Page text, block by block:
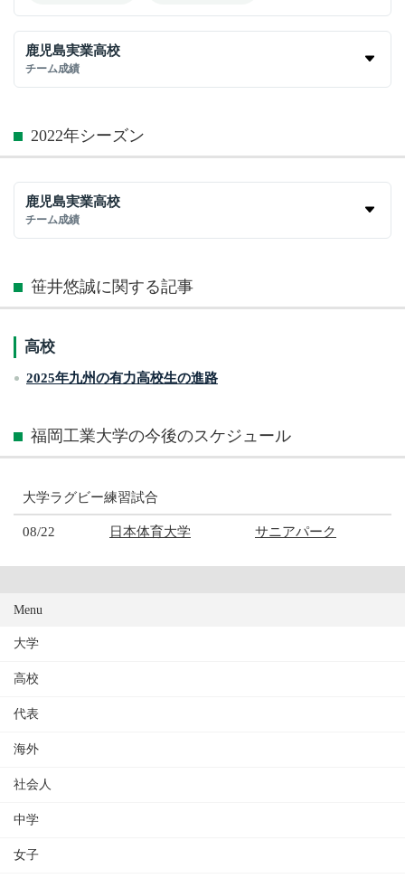
鹿児島実業高校
チーム成績
2022年シーズン
鹿児島実業高校
チーム成績
笹井悠誠に関する記事
高校
2025年九州の有力高校生の進路
福岡工業大学の今後のスケジュール
大学ラグビー練習試合
08/22 日本体育大学 サニアパーク
Menu
大学
高校
代表
海外
社会人
中学
女子